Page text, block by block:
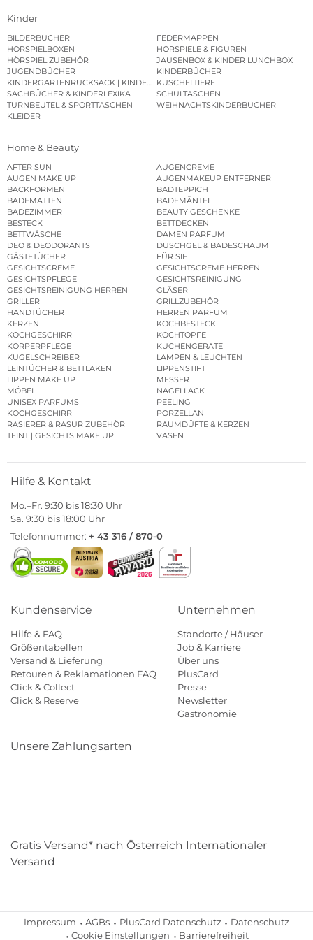
Kinder
BILDERBÜCHER
FEDERMAPPEN
HÖRSPIELBOXEN
HÖRSPIELE & FIGUREN
HÖRSPIEL ZUBEHÖR
JAUSENBOX & KINDER LUNCHBOX
JUGENDBÜCHER
KINDERBÜCHER
KINDERGARTENRUCKSACK | KINDERGARTENBEUTEL
KUSCHELTIERE
SACHBÜCHER & KINDERLEXIKA
SCHULTASCHEN
TURNBEUTEL & SPORTTASCHEN
WEIHNACHTSKINDERBÜCHER
KLEIDER
Home & Beauty
AFTER SUN
AUGENCREME
AUGEN MAKE UP
AUGENMAKEUP ENTFERNER
BACKFORMEN
BADTEPPICH
BADEMATTEN
BADEMÄNTEL
BADEZIMMER
BEAUTY GESCHENKE
BESTECK
BETTDECKEN
BETTWÄSCHE
DAMEN PARFUM
DEO & DEODORANTS
DUSCHGEL & BADESCHAUM
GÄSTETÜCHER
FÜR SIE
GESICHTSCREME
GESICHTSCREME HERREN
GESICHTSPFLEGE
GESICHTSREINIGUNG
GESICHTSREINIGUNG HERREN
GLÄSER
GRILLER
GRILLZUBEHÖR
HANDTÜCHER
HERREN PARFUM
KERZEN
KOCHBESTECK
KOCHGESCHIRR
KOCHTÖPFE
KÖRPERPFLEGE
KÜCHENGERÄTE
KUGELSCHREIBER
LAMPEN & LEUCHTEN
LEINTÜCHER & BETTLAKEN
LIPPENSTIFT
LIPPEN MAKE UP
MESSER
MÖBEL
NAGELLACK
UNISEX PARFUMS
PEELING
KOCHGESCHIRR
PORZELLAN
RASIERER & RASUR ZUBEHÖR
RAUMDÜFTE & KERZEN
TEINT | GESICHTS MAKE UP
VASEN
Hilfe & Kontakt
Mo.–Fr. 9:30 bis 18:30 Uhr
Sa. 9:30 bis 18:00 Uhr
Telefonnummer: + 43 316 / 870-0
Kundenservice
Hilfe & FAQ
Größentabellen
Versand & Lieferung
Retouren & Reklamationen FAQ
Click & Collect
Click & Reserve
Unternehmen
Standorte / Häuser
Job & Karriere
Über uns
PlusCard
Presse
Newsletter
Gastronomie
Unsere Zahlungsarten
Gratis Versand* nach Österreich Internationaler
Versand
Impressum AGBs PlusCard Datenschutz
Datenschutz
Cookie Einstellungen
Barrierefreiheit